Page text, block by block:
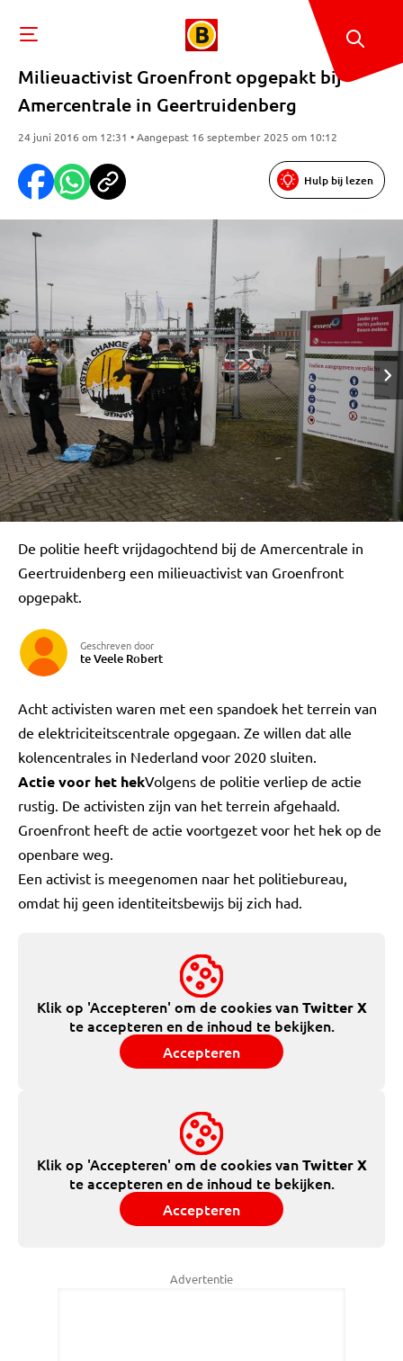
Milieuactivist Groenfront opgepakt bij
Amercentrale in Geertruidenberg
24 juni 2016 om 12:31 • Aangepast 16 september 2025 om 10:12
Hulp bij lezen
De politie heeft vrijdagochtend bij de Amercentrale in
Geertruidenberg een milieuactivist van Groenfront
opgepakt.
Geschreven door
te Veele Robert
Acht activisten waren met een spandoek het terrein van
de elektriciteitscentrale opgegaan. Ze willen dat alle
kolencentrales in Nederland voor 2020 sluiten.
Actie voor het hekVolgens de politie verliep de actie
rustig. De activisten zijn van het terrein afgehaald.
Groenfront heeft de actie voortgezet voor het hek op de
openbare weg.
Een activist is meegenomen naar het politiebureau,
omdat hij geen identiteitsbewijs bij zich had.
Klik op 'Accepteren' om de cookies vanTwitter X
te accepteren en de inhoud te bekijken.
Accepteren
Klik op 'Accepteren' om de cookies vanTwitter X
te accepteren en de inhoud te bekijken.
Accepteren
Advertentie